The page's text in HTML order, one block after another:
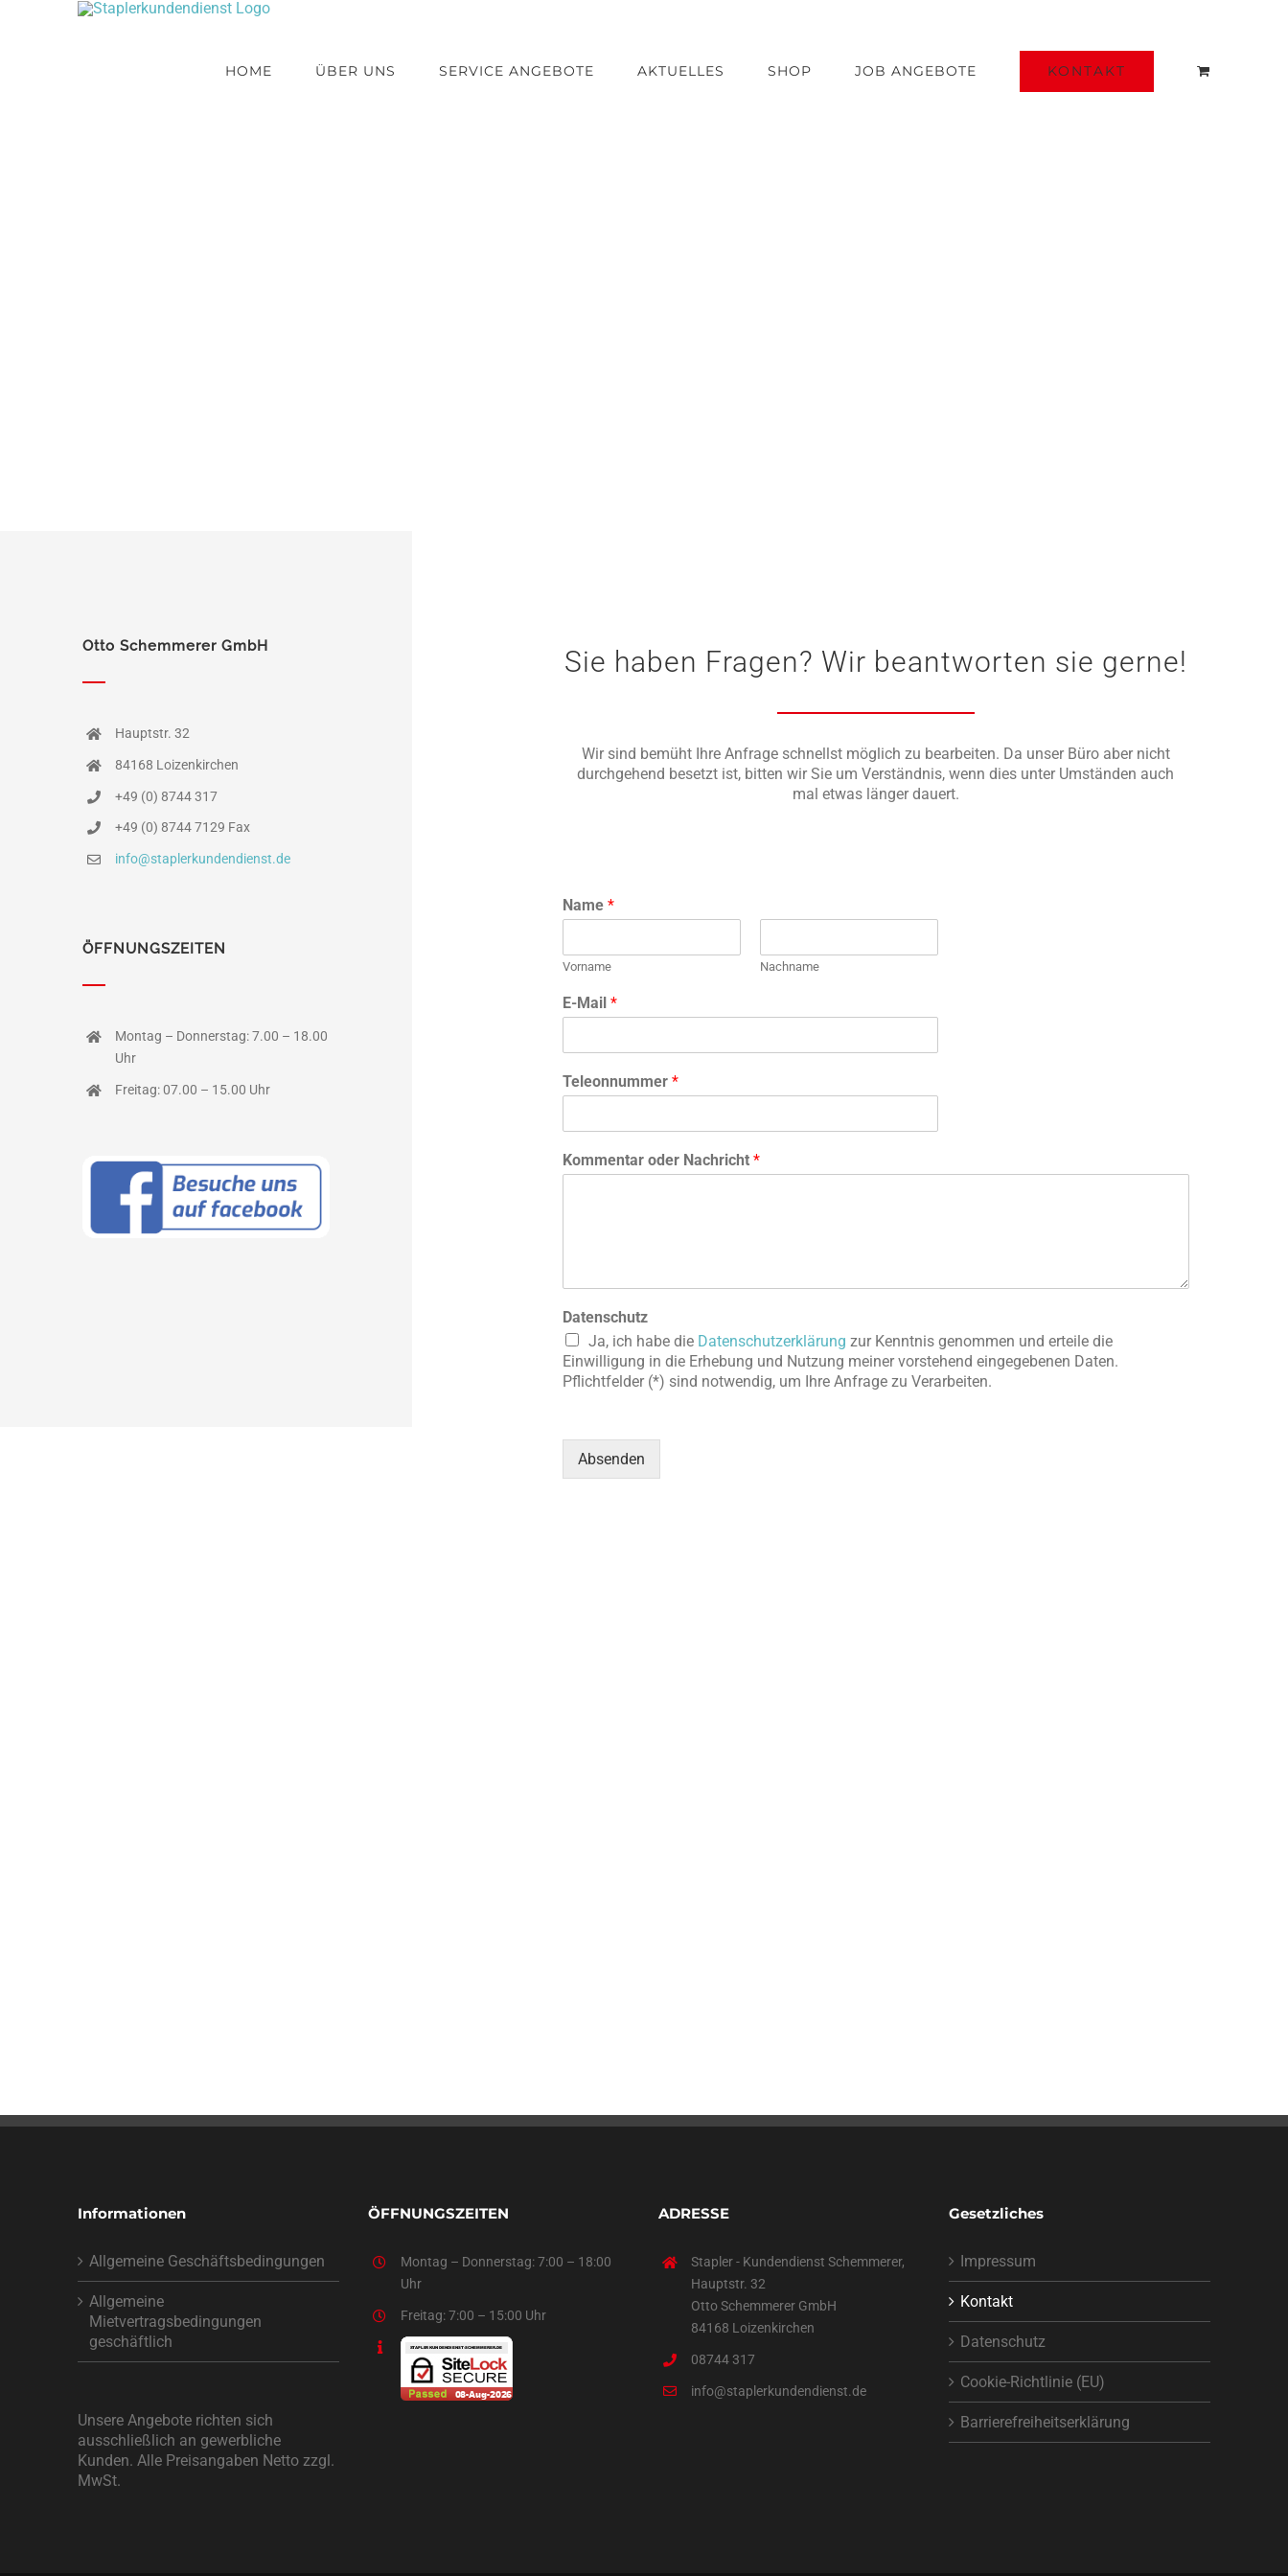
HOME ÜBER UNS SERVICE ANGEBOTE AKTUELLES SHOP JOB ANGEBOTE KONTAKT
Otto Schemmerer GmbH
Hauptstr. 32
84168 Loizenkirchen
+49 (0) 8744 317
+49 (0) 8744 7129 Fax
info@staplerkundendienst.de
ÖFFNUNGSZEITEN
Montag – Donnerstag: 7.00 – 18.00
Uhr
Freitag: 07.00 – 15.00 Uhr
Sie haben Fragen? Wir beantworten sie gerne!
Wir sind bemüht Ihre Anfrage schnellst möglich zu bearbeiten. Da unser Büro aber nicht
durchgehend besetzt ist, bitten wir Sie um Verständnis, wenn dies unter Umständen auch
mal etwas länger dauert.
Name*
Vorname Nachname
E-Mail*
Teleonnummer*
Kommentar oder Nachricht*
Datenschutz
Ja, ich habe die Datenschutzerklärung zur Kenntnis genommen und erteile die
Einwilligung in die Erhebung und Nutzung meiner vorstehend eingegebenen Daten.
Pflichtfelder (*) sind notwendig, um Ihre Anfrage zu Verarbeiten.
Absenden
Informationen
Allgemeine Geschäftsbedingungen
Allgemeine
Mietvertragsbedingungen
geschäftlich
Unsere Angebote richten sich
ausschließlich an gewerbliche
Kunden. Alle Preisangaben Netto zzgl.
MwSt.
ÖFFNUNGSZEITEN
Montag – Donnerstag: 7:00 – 18:00
Uhr
Freitag: 7:00 – 15:00 Uhr
ADRESSE
Stapler - Kundendienst Schemmerer,
Hauptstr. 32
Otto Schemmerer GmbH
84168 Loizenkirchen
08744 317
info@staplerkundendienst.de
Gesetzliches
Impressum
Kontakt
Datenschutz
Cookie-Richtlinie (EU)
Barrierefreiheitserklärung